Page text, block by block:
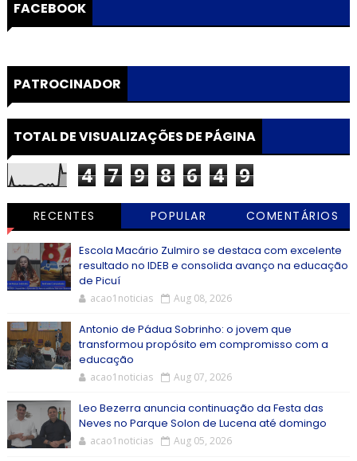
FACEBOOK
PATROCINADOR
TOTAL DE VISUALIZAÇÕES DE PÁGINA
4 7 9 8 6 4 9
RECENTES POPULAR COMENTÁRIOS
Escola Macário Zulmiro se destaca com excelente
resultado no IDEB e consolida avanço na educação
de Picuí
acao1noticias Aug 08, 2026
Antonio de Pádua Sobrinho: o jovem que
transformou propósito em compromisso com a
educação
acao1noticias Aug 07, 2026
Leo Bezerra anuncia continuação da Festa das
Neves no Parque Solon de Lucena até domingo
acao1noticias Aug 05, 2026